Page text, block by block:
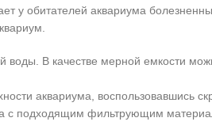
у обитателей аквариума
В качестве мерной емкости
аквариума, воспользовавшись
с подходящим фильтрующим